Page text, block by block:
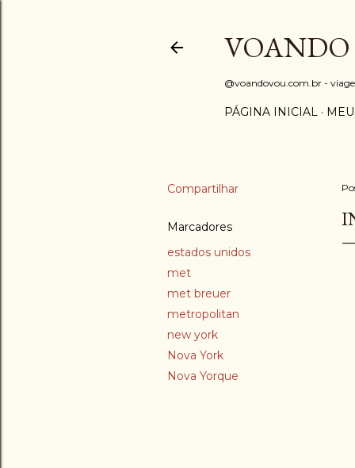
@voandovou.com.br -
PÁGINA INICIAL
Compartilhar
Marcadores
estados unidos
met
met breuer
metropolitan
new york
Nova York
Nova Yorque